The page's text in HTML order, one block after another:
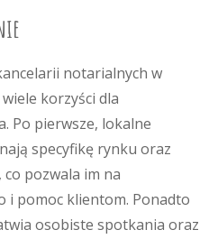
notarialnych w
korzyści dla
Po pierwsze, lokalne
specyfikę rynku oraz
pozwala im na
i pomoc klientom. Ponadto
osobiste spotkania oraz